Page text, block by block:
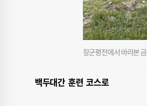
장군평전에서 바라본
백두대간 훈련 코스로